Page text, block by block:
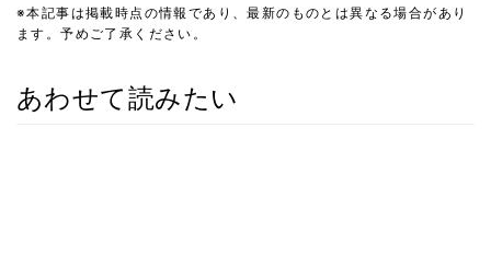
※本記事は掲載時点の情報であり、最新のものとは異なる場合があり
ます。予めご了承ください。
あわせて読みたい